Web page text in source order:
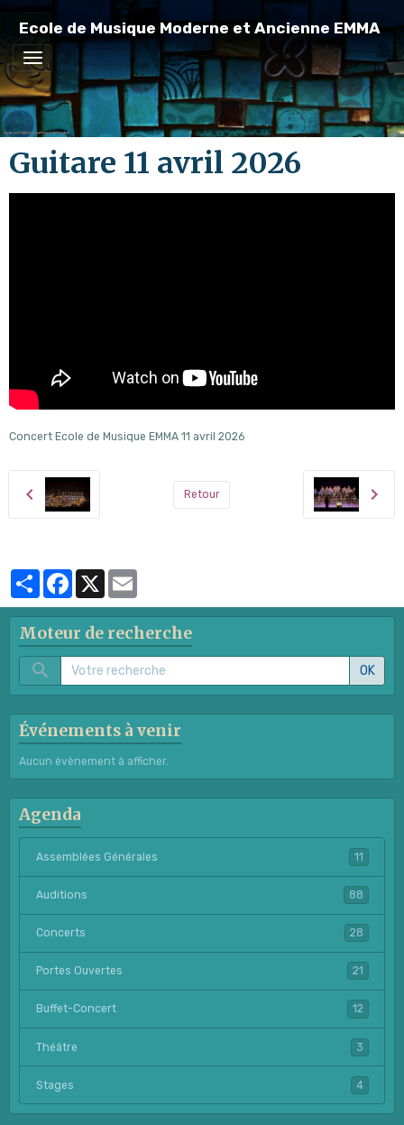
Ecole de Musique Moderne et Ancienne EMMA
Guitare 11 avril 2026
Concert Ecole de Musique EMMA 11 avril 2026
Retour
PartagerFacebook
Moteur de recherche
OK
Événements à venir
Aucun évènement à afficher.
Agenda
Assemblées Générales 11
Auditions 88
Concerts 28
Portes Ouvertes 21
Buffet-Concert 12
Théâtre 3
Stages 4